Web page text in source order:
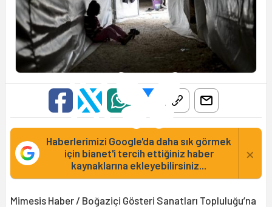
Haberlerimizi Google'da daha sık görmek
için bianet'i tercih ettiğiniz haber
kaynaklarına ekleyebilirsiniz...
×
Mimesis Haber / Boğaziçi Gösteri Sanatları Topluluğu’na